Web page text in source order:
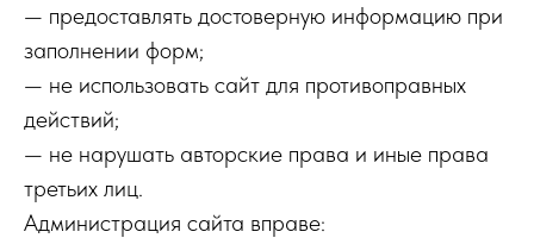
— предоставлять достоверную информацию при
заполнении форм;
— не использовать сайт для противоправных
действий;
— не нарушать авторские права и иные права
третьих лиц.
Администрация сайта вправе: